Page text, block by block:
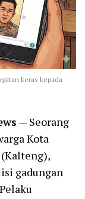
keras kepada
— Seorang
Kota
gadungan